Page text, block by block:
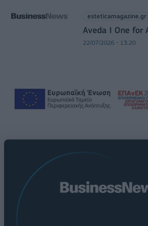
esteticamagazine.gr
Aveda I One for
22/07/2026 - 13:20